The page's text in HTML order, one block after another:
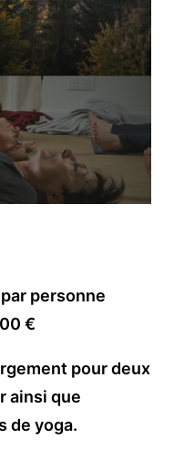
personne
€
pour deux
ainsi que
de yoga.